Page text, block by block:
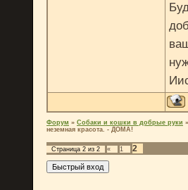
Форум » Собаки и кошки в добрые руки »
неземная красота. - ДОМА!
Страница 2 из 2 « 1 2